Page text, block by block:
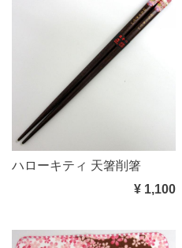
ハローキティ 天箸削箸
¥ 1,100